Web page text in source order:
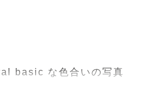
basic な色合いの写真